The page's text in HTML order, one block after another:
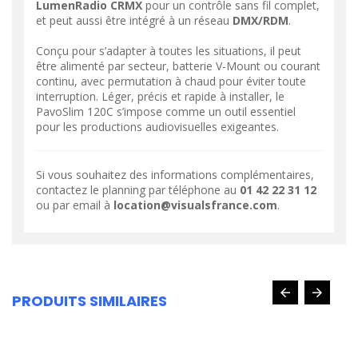
LumenRadio CRMX pour un contrôle sans fil complet,
et peut aussi être intégré à un réseau DMX/RDM.
Conçu pour s’adapter à toutes les situations, il peut
être alimenté par secteur, batterie V-Mount ou courant
continu, avec permutation à chaud pour éviter toute
interruption. Léger, précis et rapide à installer, le
PavoSlim 120C s’impose comme un outil essentiel
pour les productions audiovisuelles exigeantes.
Si vous souhaitez des informations complémentaires,
contactez le planning par téléphone au 01 42 22 31 12
ou par email à location@visualsfrance.com.
PRODUITS SIMILAIRES